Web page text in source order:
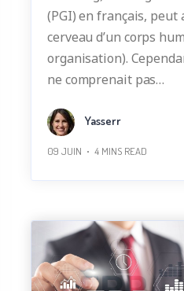
(PGI) en français, peut
cerveau d’un corps
organisation).
ne comprenait pas…
Yasserr
09 JUIN 4 MINS READ